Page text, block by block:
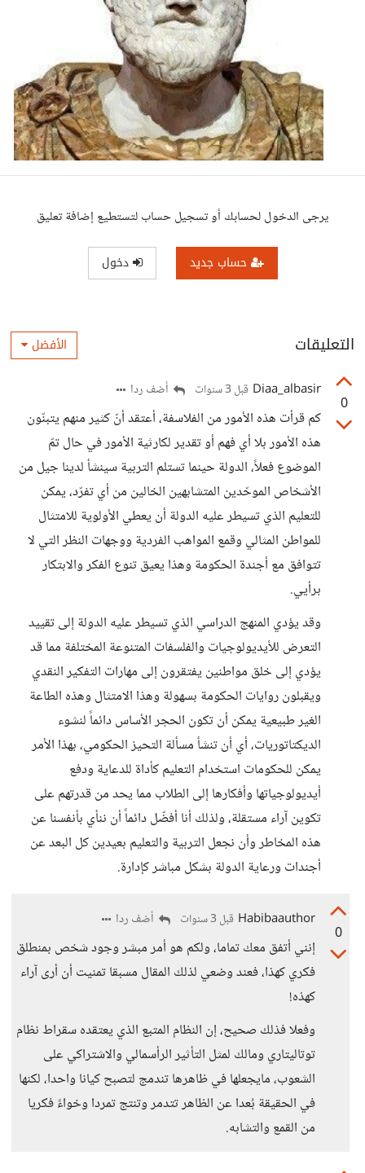
يرجى الدخول لحسابك أو تسجيل حساب لتستطيع إضافة تعليق
حساب جديد دخول
التعليقات الأفضل
0
Diaa_albasir قبل 3 سنوات أضف ردا
كم قرأت هذه الأمور من الفلاسفة، أعتقد أنّ كثير منهم يتبنّون
هذه الأمور بلا أي فهم أو تقدير لكارثية الأمور في حال تمّ
الموضوع فعلاً، الدولة حينما تستلم التربية سينشأ لدينا جيل من
الأشخاص الموحّدين المتشابهين الخالين من أي تفرّد، يمكن
للتعليم الذي تسيطر عليه الدولة أن يعطي الأولوية للامتثال
للمواطن المثالي وقمع المواهب الفردية ووجهات النظر التي لا
تتوافق مع أجندة الحكومة وهذا يعيق تنوع الفكر والابتكار
برأيي.
وقد يؤدي المنهج الدراسي الذي تسيطر عليه الدولة إلى تقييد
التعرض للأيديولوجيات والفلسفات المتنوعة المختلفة مما قد
يؤدي إلى خلق مواطنين يفتقرون إلى مهارات التفكير النقدي
ويقبلون روايات الحكومة بسهولة وهذا الامتثال وهذه الطاعة
الغير طبيعية يمكن أن تكون الحجر الأساس دائماً لنشوء
الديكتاتوريات، أي أن تنشأ مسألة التحيز الحكومي، بهذا الأمر
يمكن للحكومات استخدام التعليم كأداة للدعاية ودفع
أيديولوجياتها وأفكارها إلى الطلاب مما يحد من قدرتهم على
تكوين آراء مستقلة، ولذلك أنا أفضّل دائماً أن ننأي بأنفسنا عن
هذه المخاطر وأن نجعل التربية والتعليم بعيدين كل البعد عن
أجندات ورعاية الدولة بشكل مباشر كإدارة.
0
Habibaauthor قبل 3 سنوات أضف ردا
إنني أتفق معك تماما، ولكم هو أمر مبشر وجود شخص بمنطلق
فكري كهذا، فعند وضعي لذلك المقال مسبقا تمنيت أن أرى آراء
كهذه!
وفعلا فذلك صحيح، إن النظام المتبع الذي يعتقده سقراط نظام
توتاليتاري ومالك لمثل التأثير الرأسمالي والاشتراكي على
الشعوب، مايجعلها في ظاهرها تندمج لتصبح كيانا واحدا، لكنها
في الحقيقة بُعدا عن الظاهر تتدمر وتنتج تمردا وخواءً فكريا
من القمع والتشابه.